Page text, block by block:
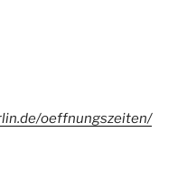
oeffnungszeiten/